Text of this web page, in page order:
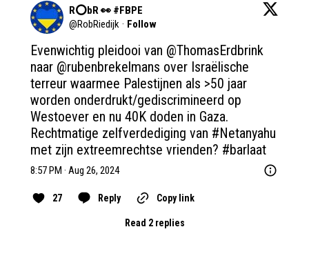
R⭕️bR 👀 #FBPE
@RobRiedijk · Follow
Evenwichtig pleidooi van @ThomasErdbrink
naar @rubenbrekelmans over Israëlische
terreur waarmee Palestijnen als >50 jaar
worden onderdrukt/gediscrimineerd op
Westoever en nu 40K doden in Gaza.
Rechtmatige zelfverdediging van #Netanyahu
met zijn extreemrechtse vrienden? #barlaat
8:57 PM · Aug 26, 2024
27 Reply Copy link
Read 2 replies